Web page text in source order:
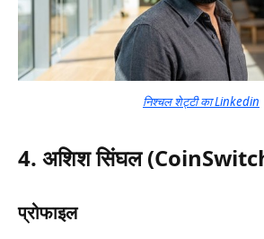
निश्चल शेट्टी का Linkedin
4. अशिश सिंघल
प्रोफाइल